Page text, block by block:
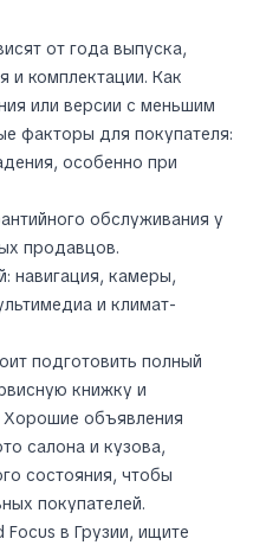
от года выпуска,
и комплектации. Как
или версии с меньшим
факторы для покупателя:
особенно при
обслуживания у
продавцов.
навигация, камеры,
и климат-
подготовить полный
книжку и
объявления
салона и кузова,
состояния, чтобы
покупателей.
Focus в Грузии, ищите